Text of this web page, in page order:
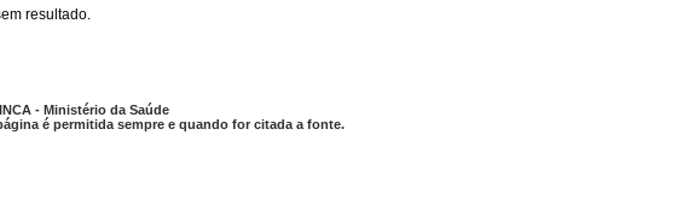
resultado.
- Ministério da Saúde
é permitida sempre e quando for citada a fonte.